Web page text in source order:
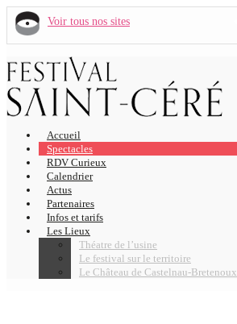
Voir tous nos sites
Accueil
Spectacles
RDV Curieux
Calendrier
Actus
Partenaires
Infos et tarifs
Les Lieux
Théatre de l’usine
Le festival sur le territoire
Le Château de Castelnau-Bretenoux